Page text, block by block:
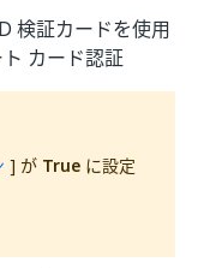
検証カードを使用
カード認証
] が True に設定